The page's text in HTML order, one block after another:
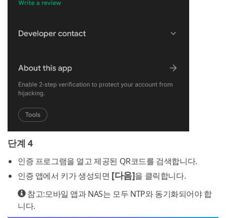
단계 4
인증 프로그램을 열고 제공된 QR코드를 검색합니다.
인증 앱에서 키가 생성되면 [다음]을 클릭합니다.
참고:모바일 앱과 NAS는 모두 NTP와 동기화되어야 합
니다.